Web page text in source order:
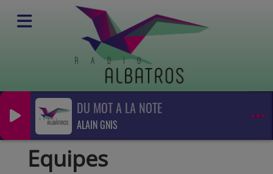
DU MOT A LA NOTE
ALAIN GNIS
Equipes
Equipes